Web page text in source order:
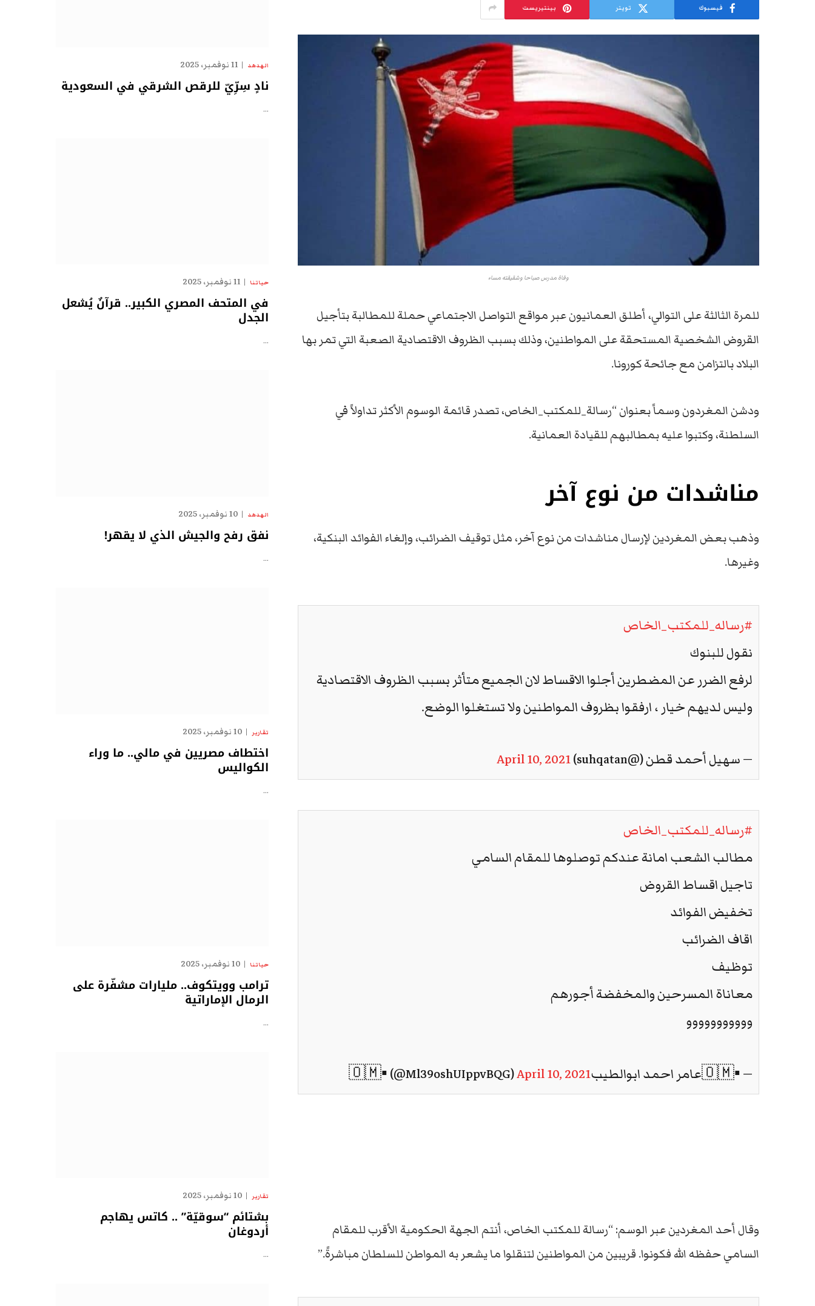
فيسبوك تويتر بينتيريست
وفاة مدرس صباحا وشقيقته مساء
للمرة الثالثة على التوالي، أطلق العمانيون عبر مواقع التواصل الاجتماعي حملة للمطالبة بتأجيل
القروض الشخصية المستحقة على المواطنين، وذلك بسبب الظروف الاقتصادية الصعبة التي تمر بها
البلاد بالتزامن مع جائحة كورونا.
ودشن المغردون وسماً بعنوان “رسالة_للمكتب_الخاص، تصدر قائمة الوسوم الأكثر تداولاً في
السلطنة، وكتبوا عليه بمطالبهم للقيادة العمانية.
مناشدات من نوع آخر
وذهب بعض المغردين لإرسال مناشدات من نوع آخر، مثل توقيف الضرائب، وإلغاء الفوائد البنكية،
وغيرها.
#رساله_للمكتب_الخاص
نقول للبنوك
لرفع الضرر عن المضطرين أجلوا الاقساط لان الجميع متأثر بسبب الظروف الاقتصادية
وليس لديهم خيار ، ارفقوا بظروف المواطنين ولا تستغلوا الوضع.
— سهيل أحمد قطن (@suhqatan) April 10, 2021
#رساله_للمكتب_الخاص
مطالب الشعب امانة عندكم توصلوها للمقام السامي
تاجيل اقساط القروض
تخفيض الفوائد
اقاف الضرائب
توظيف
معاناة المسرحين والمخفضة أجورهم
ووووووووووو
— ▪️🇴🇲عامر احمد ابوالطيب🇴🇲▪️ (@Ml39oshUIppvBQG) April 10, 2021
وقال أحد المغردين عبر الوسم: “رسالة للمكتب الخاص، أنتم الجهة الحكومية الأقرب للمقام
السامي حفظه الله فكونوا. قريبين من المواطنين لتنقلوا ما يشعر به المواطن للسلطان مباشرةً.”
الهدهد 11 نوفمبر، 2025
نادٍ سِرِّيّ للرقص الشرقي في السعودية
…
حياتنا 11 نوفمبر، 2025
في المتحف المصري الكبير.. قرآنٌ يُشعل
الجدل
…
الهدهد 10 نوفمبر، 2025
نفق رفح والجيش الذي لا يقهر!
…
تقارير 10 نوفمبر، 2025
اختطاف مصريين في مالي.. ما وراء
الكواليس
…
حياتنا 10 نوفمبر، 2025
ترامب وويتكوف.. مليارات مشفّرة على
الرمال الإماراتية
…
تقارير 10 نوفمبر، 2025
بشتائم “سوقيّة” .. كاتس يهاجم
أردوغان
…